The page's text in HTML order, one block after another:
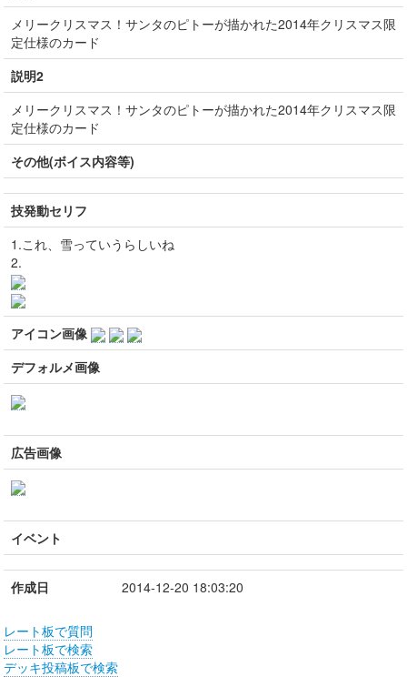
メリークリスマス！サンタのピトーが描かれた2014年クリスマス限
定仕様のカード
説明2
メリークリスマス！サンタのピトーが描かれた2014年クリスマス限
定仕様のカード
その他(ボイス内容等)
技発動セリフ
1.これ、雪っていうらしいね
2.
アイコン画像
デフォルメ画像
広告画像
イベント
作成日 2014-12-20 18:03:20
レート板で質問
レート板で検索
デッキ投稿板で検索